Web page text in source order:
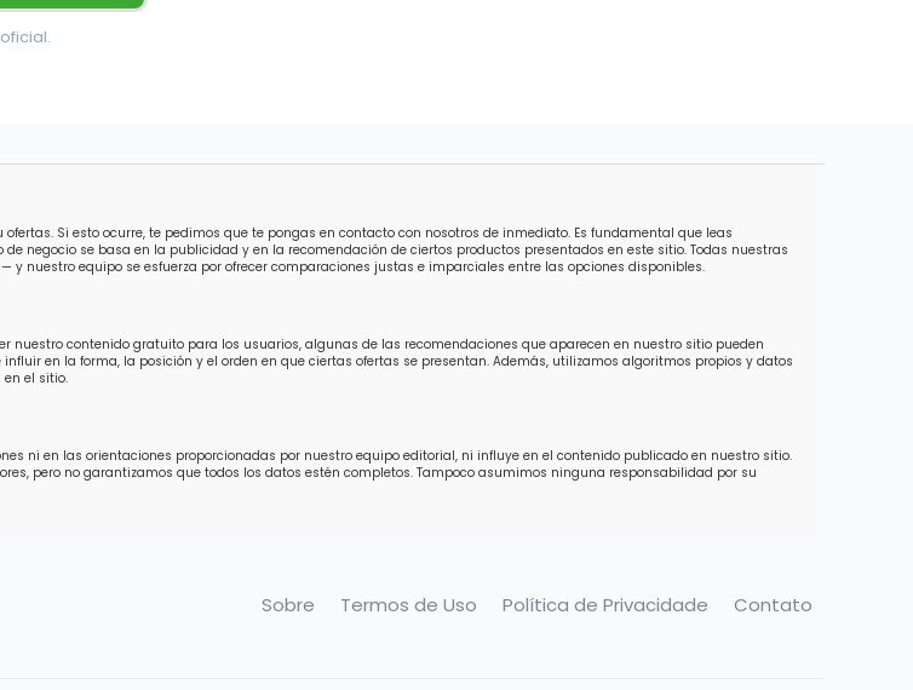
Si esto ocurre, te pedimos que te pongas en contacto con nosotros de inmediato. Es fundamental que leas
negocio se basa en la publicidad y en la recomendación de ciertos productos presentados en este sitio. Todas nuestras
equipo se esfuerza por ofrecer comparaciones justas e imparciales entre las opciones disponibles.
contenido gratuito para los usuarios, algunas de las recomendaciones que aparecen en nuestro sitio pueden
en la forma, la posición y el orden en que ciertas ofertas se presentan. Además, utilizamos algoritmos propios y datos
el sitio.
ni en las orientaciones proporcionadas por nuestro equipo editorial, ni influye en el contenido publicado en nuestro sitio.
pero no garantizamos que todos los datos estén completos. Tampoco asumimos ninguna responsabilidad por su
Sobre Termos de Uso Política de Privacidade Contato